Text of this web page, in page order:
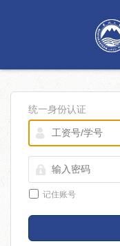
统一身份认证
记住账号